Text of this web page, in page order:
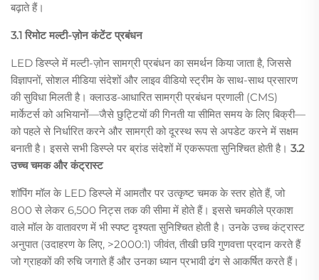
बढ़ाते हैं।
3.1 रिमोट मल्टी-ज़ोन कंटेंट प्रबंधन
LED डिस्प्ले में मल्टी-ज़ोन सामग्री प्रबंधन का समर्थन किया जाता है, जिससे
विज्ञापनों, सोशल मीडिया संदेशों और लाइव वीडियो स्ट्रीम के साथ-साथ प्रसारण
की सुविधा मिलती है। क्लाउड-आधारित सामग्री प्रबंधन प्रणाली (CMS)
मार्केटर्स को अभियानों—जैसे छुट्टियों की गिनती या सीमित समय के लिए बिक्री—
को पहले से निर्धारित करने और सामग्री को दूरस्थ रूप से अपडेट करने में सक्षम
बनाती है। इससे सभी डिस्प्ले पर ब्रांड संदेशों में एकरूपता सुनिश्चित होती है। 3.2
उच्च चमक और कंट्रास्ट
शॉपिंग मॉल के LED डिस्प्ले में आमतौर पर उत्कृष्ट चमक के स्तर होते हैं, जो
800 से लेकर 6,500 निट्स तक की सीमा में होते हैं। इससे चमकीले प्रकाश
वाले मॉल के वातावरण में भी स्पष्ट दृश्यता सुनिश्चित होती है। उनके उच्च कंट्रास्ट
अनुपात (उदाहरण के लिए, >2000:1) जीवंत, तीखी छवि गुणवत्ता प्रदान करते हैं
जो ग्राहकों की रुचि जगाते हैं और उनका ध्यान प्रभावी ढंग से आकर्षित करते हैं।